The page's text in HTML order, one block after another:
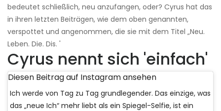
bedeutet schließlich, neu anzufangen, oder? Cyrus hat das
in ihren letzten Beiträgen, wie dem oben genannten,
verspottet und angenommen, die sie mit dem Titel „Neu.
Leben. Die. Dis. '
Cyrus nennt sich 'einfach'
Diesen Beitrag auf Instagram ansehen
Ich werde von Tag zu Tag grundlegender. Das einzige, was
das „neue Ich“ mehr liebt als ein Spiegel-Selfie, ist ein